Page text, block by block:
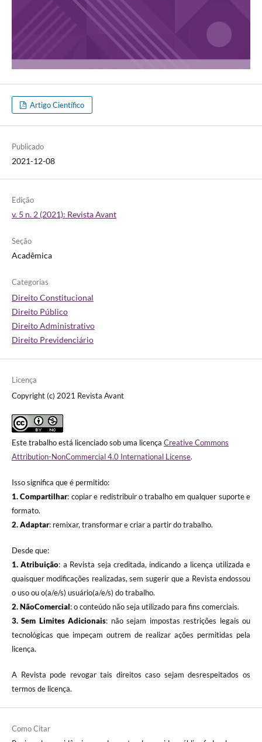
Artigo Científico
Publicado
2021-12-08
Edição
v. 5 n. 2 (2021): Revista Avant
Seção
Acadêmica
Categorias
Direito Constitucional
Direito Público
Direito Administrativo
Direito Previdenciário
Licença
Copyright (c) 2021 Revista Avant
Este trabalho está licenciado sob uma licença Creative Commons
Attribution-NonCommercial 4.0 International License.
Isso significa que é permitido:
1. Compartilhar: copiar e redistribuir o trabalho em qualquer suporte e
formato.
2. Adaptar: remixar, transformar e criar a partir do trabalho.
Desde que:
1. Atribuição: a Revista seja creditada, indicando a licença utilizada e
quaisquer modificações realizadas, sem sugerir que a Revista endossou
o uso ou o(a/e/s) usuário(a/e/s) do trabalho.
2. NãoComercial: o conteúdo não seja utilizado para fins comerciais.
3.Sem Limites Adicionais: não sejam impostas restrições legais ou
tecnológicas que impeçam outrem de realizar ações permitidas pela
licença.
A Revista pode revogar tais direitos caso sejam desrespeitados os
termos de licença.
Como Citar